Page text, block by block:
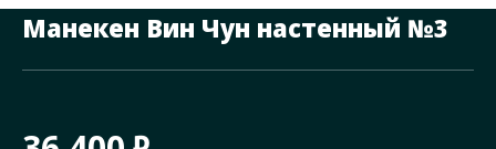
Манекен Вин Чун настенный №3